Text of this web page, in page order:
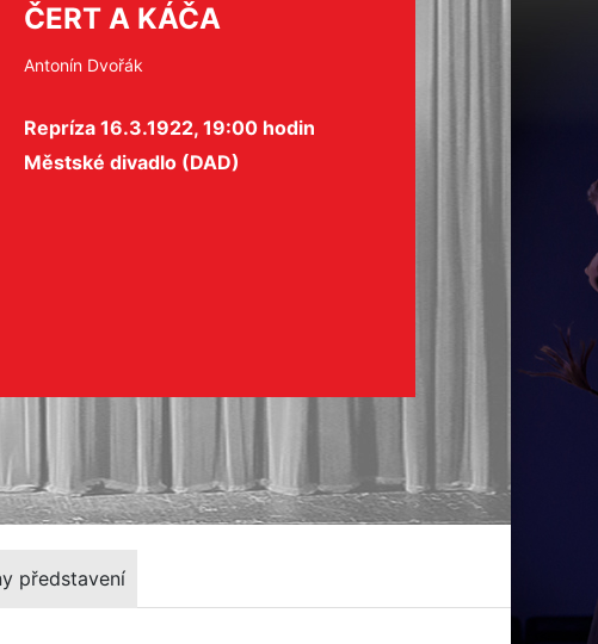
ČERT A KÁČA
Antonín Dvořák
Repríza 16.3.1922, 19:00 hodin
Městské divadlo (DAD)
představení